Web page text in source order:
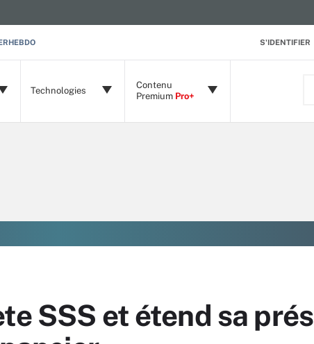
S'IDENTIFIER
Technologies
Contenu
Premium Pro+
SSS et étend sa